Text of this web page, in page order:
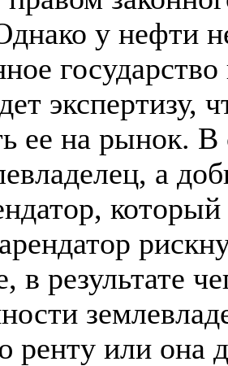
у нефти
экспертизу,
ее на рынок.
а
в результате
или она